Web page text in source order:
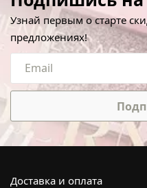
Узнай первым о старте
предложениях!
Доставка и оплата